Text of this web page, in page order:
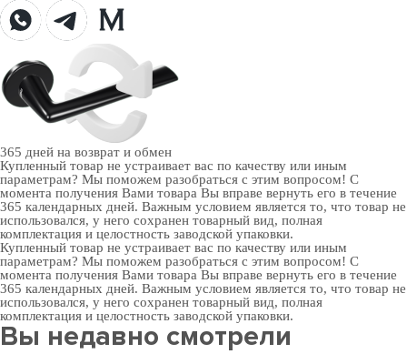
365 дней на возврат и обмен
Купленный товар не устраивает вас по качеству или иным
параметрам? Мы поможем разобраться с этим вопросом! С
момента получения Вами товара Вы вправе вернуть его в течение
365 календарных дней. Важным условием является то, что товар не
использовался, у него сохранен товарный вид, полная
комплектация и целостность заводской упаковки.
Купленный товар не устраивает вас по качеству или иным
параметрам? Мы поможем разобраться с этим вопросом! С
момента получения Вами товара Вы вправе вернуть его в течение
365 календарных дней. Важным условием является то, что товар не
использовался, у него сохранен товарный вид, полная
комплектация и целостность заводской упаковки.
Вы недавно смотрели